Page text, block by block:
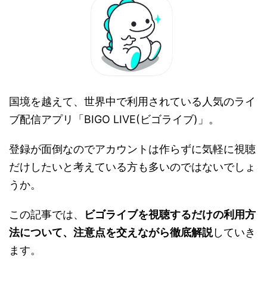
国境を越えて、世界中で利用されている人気のライ
ブ配信アプリ「BIGO LIVE(ビゴライブ)」。
登録が面倒なのでアカウントは作らずに気軽に視聴
だけしたいと考えている方も多いのではないでしょ
うか。
この記事では、
ビゴライブを視聴するだけの利用方
法について、注意点を交えながら徹底解説していき
ます。